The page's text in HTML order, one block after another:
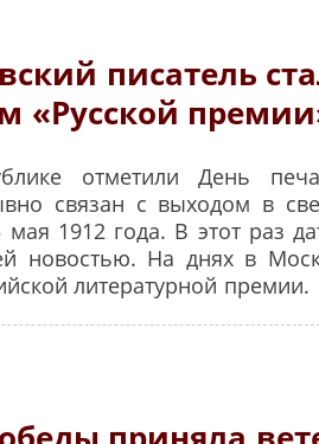
писатель
«Русской
отметили День
связан с выходом в
мая 1912 года. В этот раз
новостью. На днях в
литературной премии.